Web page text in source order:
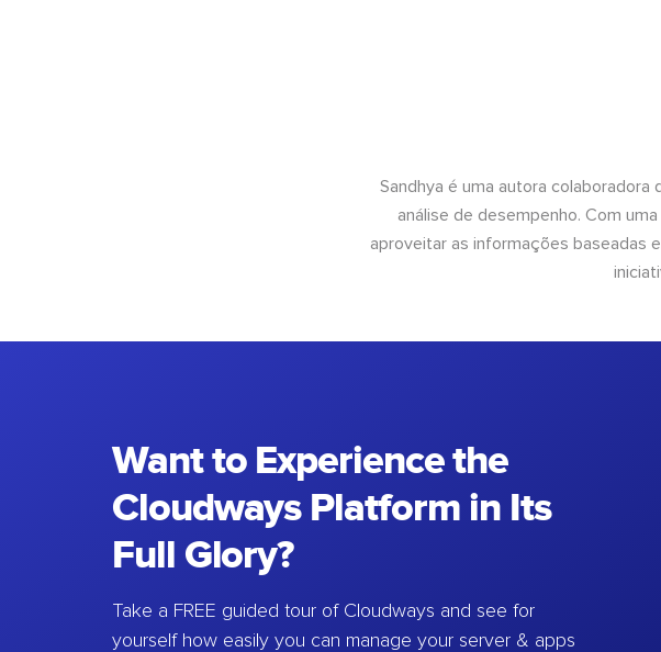
Sandhya é uma autora
análise de desempenho. Com
aproveitar as informações baseadas
Want to Experience the
Cloudways Platform in Its
Full Glory?
Take a FREE guided tour of Cloudways and see for
yourself how easily you can manage your server & apps